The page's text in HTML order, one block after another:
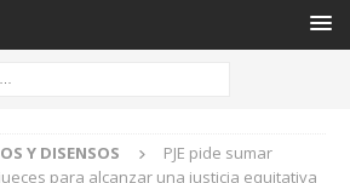
Y DISENSOS
PJE pide sumar
para alcanzar una justicia equitativa